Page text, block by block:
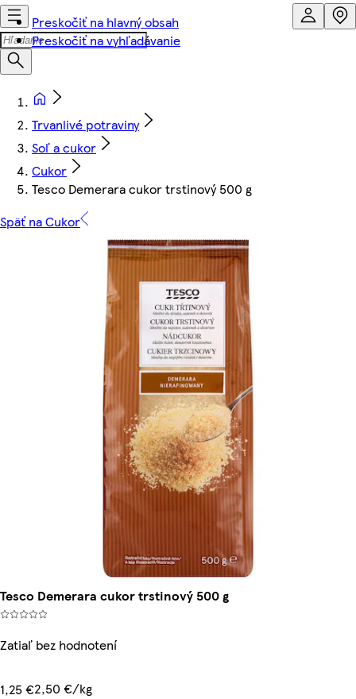
Preskočiť na hlavný obsah
Preskočiť na vyhľadávanie
Trvanlivé potraviny
Soľ a cukor
Cukor
Tesco Demerara cukor trstinový 500 g
Späť na Cukor
Tesco Demerara cukor trstinový 500 g
Zatiaľ bez hodnotení
1,25 €2,50 €/kg